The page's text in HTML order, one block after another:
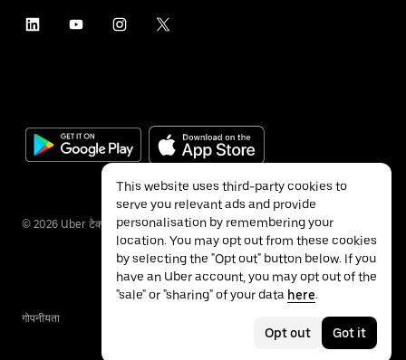
© 2026 Uber टेक्नॉलॉजीज इंक.
गोपनीयता
This website uses third-party cookies to
serve you relevant ads and provide
personalisation by remembering your
location. You may opt out from these cookies
by selecting the "Opt out" button below. If you
have an Uber account, you may opt out of the
"sale" or "sharing" of your data here.
Opt out Got it